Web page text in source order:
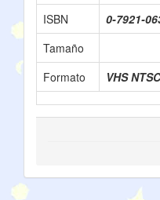
ISBN
0-7921-
Tamaño
Formato
VHS NTSC